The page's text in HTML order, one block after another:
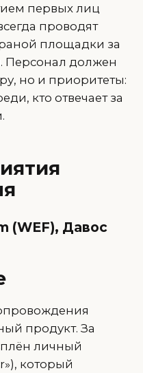
первых лиц
проводят
площадки за
Персонал должен
но и приоритеты:
кто отвечает за
(WEF), Давос
продукт. За
личный
который